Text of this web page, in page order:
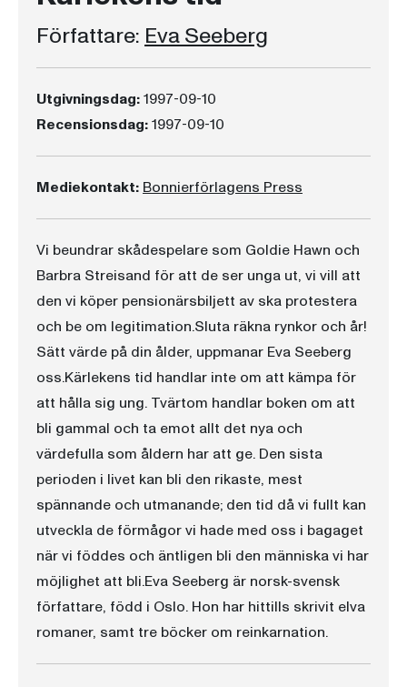
Författare: Eva Seeberg
Utgivningsdag:1997-09-10
Recensionsdag:1997-09-10
Mediekontakt: Bonnierförlagens Press
Vi beundrar skådespelare som Goldie Hawn och
Barbra Streisand för att de ser unga ut, vi vill att
den vi köper pensionärsbiljett av ska protestera
och be om legitimation.Sluta räkna rynkor och år!
Sätt värde på din ålder, uppmanar Eva Seeberg
oss.Kärlekens tid handlar inte om att kämpa för
att hålla sig ung. Tvärtom handlar boken om att
bli gammal och ta emot allt det nya och
värdefulla som åldern har att ge. Den sista
perioden i livet kan bli den rikaste, mest
spännande och utmanande; den tid då vi fullt kan
utveckla de förmågor vi hade med oss i bagaget
när vi föddes och äntligen bli den människa vi har
möjlighet att bli.Eva Seeberg är norsk-svensk
författare, född i Oslo. Hon har hittills skrivit elva
romaner, samt tre böcker om reinkarnation.